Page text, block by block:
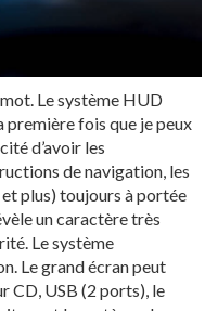
Le système HUD
fois que je peux
d’avoir les
de navigation, les
plus) toujours à portée
un caractère très
Le système
Le grand écran peut
CD, USB (2 ports), le